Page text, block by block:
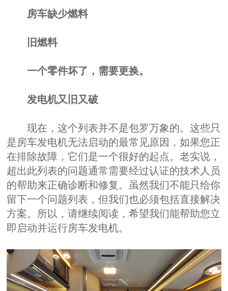
房车缺少燃料
旧燃料
一个零件坏了，需要更换。
发电机又旧又破
现在，这个列表并不是包罗万象的。这些只
是房车发电机无法启动的最常见原因，如果您正
在排除故障，它们是一个很好的起点。老实说，
超出此列表的问题通常需要经过认证的技术人员
的帮助来正确诊断和修复。虽然我们不能只给你
留下一个问题列表，但我们也必须包括直接解决
方案。所以，请继续阅读，希望我们能帮助您立
即启动并运行房车发电机。